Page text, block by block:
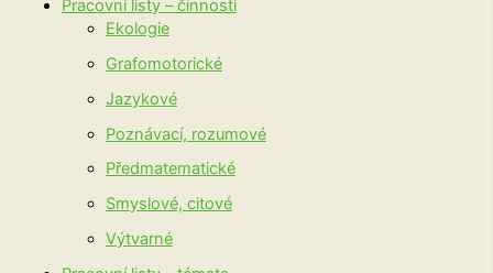
Pracovní listy – činnosti
Ekologie
Grafomotorické
Jazykové
Poznávací, rozumové
Předmatematické
Smyslové, citové
Výtvarné